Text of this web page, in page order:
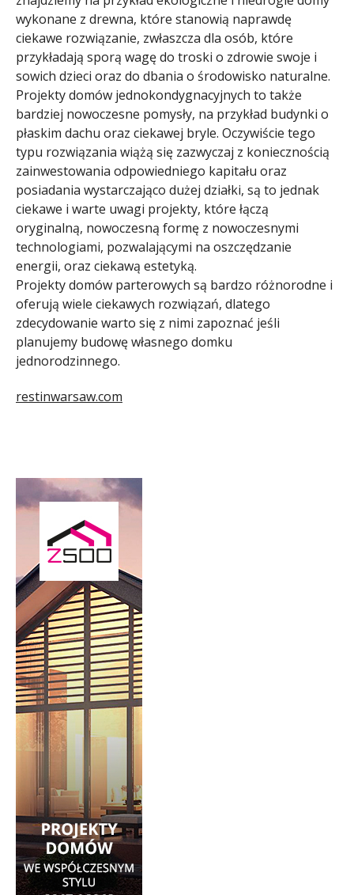
wykonane z drewna, które stanowią naprawdę
ciekawe rozwiązanie, zwłaszcza dla osób, które
przykładają sporą wagę do troski o zdrowie swoje i
sowich dzieci oraz do dbania o środowisko naturalne.
Projekty domów jednokondygnacyjnych to także
bardziej nowoczesne pomysły, na przykład budynki o
płaskim dachu oraz ciekawej bryle. Oczywiście tego
typu rozwiązania wiążą się zazwyczaj z koniecznością
zainwestowania odpowiedniego kapitału oraz
posiadania wystarczająco dużej działki, są to jednak
ciekawe i warte uwagi projekty, które łączą
oryginalną, nowoczesną formę z nowoczesnymi
technologiami, pozwalającymi na oszczędzanie
energii, oraz ciekawą estetyką.
Projekty domów parterowych są bardzo różnorodne i
oferują wiele ciekawych rozwiązań, dlatego
zdecydowanie warto się z nimi zapoznać jeśli
planujemy budowę własnego domku
jednorodzinnego.
restinwarsaw.com